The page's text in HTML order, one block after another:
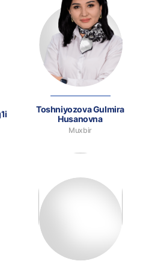
Toshniyozova Gulmira
Husanovna
Muxbir